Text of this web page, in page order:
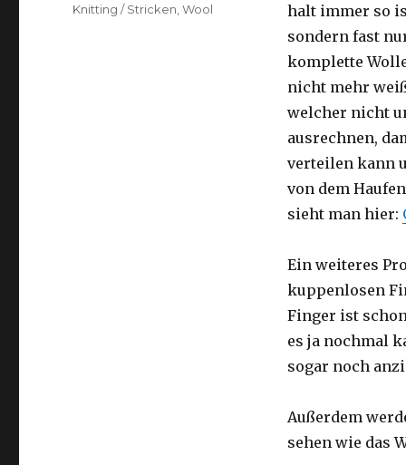
halt immer so
sondern fast
komplette
nicht mehr
welcher nicht
ausrechnen,
verteilen kann
von dem
sieht man hier:
Ein weiteres
kuppenlosen
Finger ist
es ja nochmal
sogar noch
Außerdem
sehen wie das
Categories
Knitting / Stricken ,Wool